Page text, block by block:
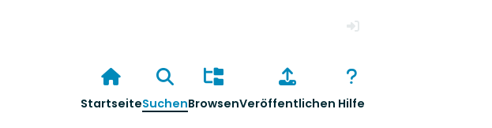
StartseiteSuchenBrowsenVeröffentlichen Hilfe